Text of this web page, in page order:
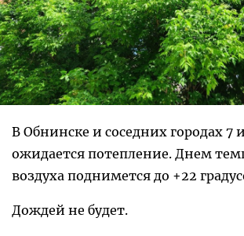
В Обнинске и соседних городах 7
ожидается потепление. Днем
воздуха поднимется до +22
Дождей не будет.